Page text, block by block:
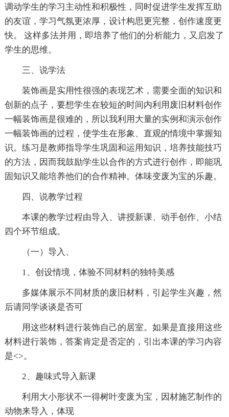
调动学生的学习主动性和积极性，同时促进学生发挥互助
的友谊，学习气氛更浓厚，设计构思更完整，创作速度更
快。 这样多法并用，即培养了他们的分析能力，又启发了
学生的思维。
三、说学法
装饰画是实用性很强的表现艺术，需要全面的知识和
创新的点子，要想学生在较短的时间内利用废旧材料创作
一幅装饰画是很难的，所以我利用大量的实例和演示创作
一幅装饰画的过程，使学生在形象、直观的情境中掌握知
识。练习是教师指导学生巩固和运用知识，培养技能技巧
的方法，因而我鼓励学生以合作的方式进行创作，即能巩
固知识又能培养他们的合作精神。体味变废为宝的乐趣。
四、说教学过程
本课的教学过程由导入、讲授新课、动手创作、小结
四个环节组成。
（一）导入、
1、创设情境，体验不同材料的独特美感
多媒体展示不同材质的废旧材料，引起学生兴趣，然
后请同学谈谈是否可
用这些材料进行装饰自己的居室。如果是直接用这些
材料进行装饰，答案肯定是否定的，引出本课的学习内容
是<>。
2、趣味式导入新课
利用大小形状不一得树叶变废为宝，因材施艺制作的
动物来导入，体现